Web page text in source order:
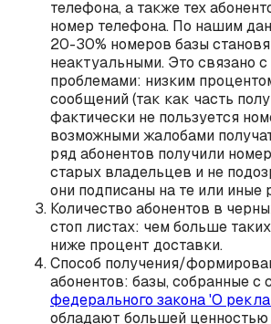
телефона, а также тех
номер телефона. По нашим
20-30% номеров базы
неактуальными. Это связано
проблемами: низким
сообщений (так как часть
фактически не пользуется
возможными жалобами
ряд абонентов получили
старых владельцев и не
они подписаны на те или иные
Количество абонентов в
стоп листах: чем больше
ниже процент доставки.
Способ получения/
абонентов: базы, собранные с
федерального закона 'О
обладают большей ценностью